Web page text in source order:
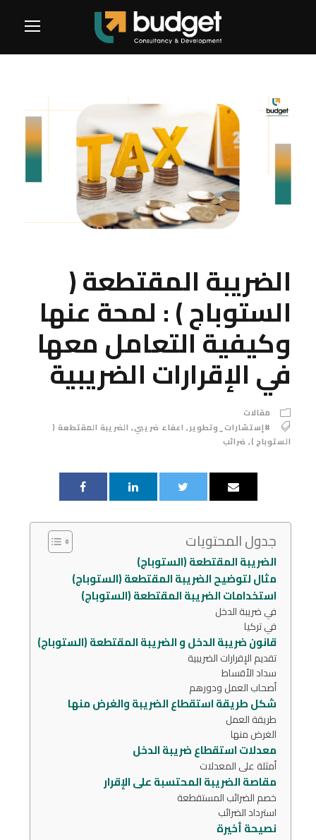
الضريبة المقتطعة (
الستوباج ) : لمحة عنها
وكيفية التعامل معها
في الإقرارات الضريبية
مقالات
#إستشارات_وتطوير, اعفاء ضريبي, الضريبة المقتطعة (
الستوباج ), ضرائب
جدول المحتويات
الضريبة المقتطعة (الستوباج)
مثال لتوضيح الضريبة المقتطعة (الستوباج)
استخدامات الضريبة المقتطعة (الستوباج)
في ضريبة الدخل
في تركيا
قانون ضريبة الدخل و الضريبة المقتطعة (الستوباج)
تقديم الإقرارات الضريبية
سداد الأقساط
أصحاب العمل ودورهم
شكل طريقة استقطاع الضريبة والغرض منها
طريقة العمل
الغرض منها
معدلات استقطاع ضريبة الدخل
أمثلة على المعدلات
مقاصة الضريبة المحتسبة على الإقرار
خصم الضرائب المستقطعة
استرداد الضرائب
نصيحة أخيرة